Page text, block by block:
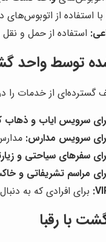
با استفاده از
استفاده از حمل و
توسطواحد
گسترده‌ای از خدمات را
سرویس ایاب و ذهاب
سرویس مدارس:
سفرهای سیاحتی و
مراسم تشریفاتی و
برای افرادی که به
با رقبا